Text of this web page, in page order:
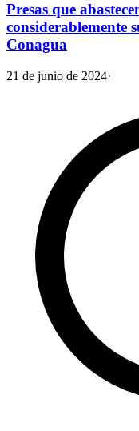
Presas que
considerablemente
Conagua
21 de junio de 2024·